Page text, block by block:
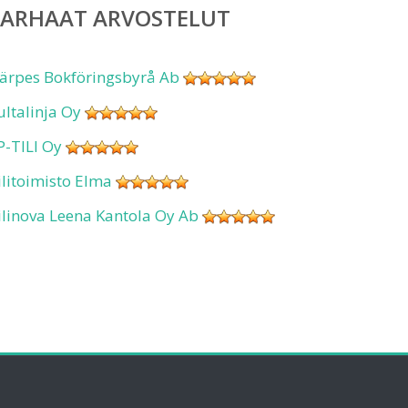
ARVOSTELUT
Bokföringsbyrå Ab
Oy
TILI Oy
Elma
Leena Kantola Oy Ab